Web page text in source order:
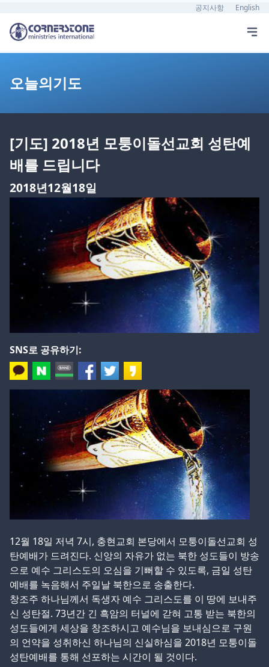
공지사항 English
오늘의기도
[기도] 2018년 모퉁이돌선교회 성탄예
배를 드립니다
2018년12월18일
SNS로 공유하기:
12월 18일 저녁 7시, 충현교회 본당에서 모퉁이돌선교회 성
탄예배가 드려진다. 신앙의 자유가 없는 북한 성도들이 방송
으로 예수 그리스도의 오심을 기뻐할 수 있도록, 금일 성탄
예배를 녹음해서 주일날 북한으로 송출한다.
창조주 하나님께서 독생자 예수 그리스도를 이 땅에 보내주
신 성탄절. 73년간 긴 흑암의 터널에 갇혀 고통 받는 북한의
성도들에게 세상을 창조하시고 예수님을 보내심으로 구원
의 언약을 성취하신 하나님의 신실하심을 2018년 모퉁이돌
성탄예배를 통해 선포하는 시간이 될 것이다.